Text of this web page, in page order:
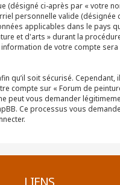
(désigné ci-après par « votre
personnelle valide
applicables dans le pays
et d'arts » durant la
de votre compte
qu’il soit sécurisé.
compte sur « Forum de
peut vous demander
Ce processus vous
LIENS